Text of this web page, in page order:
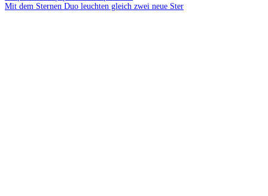
Mit dem Sternen Duo leuchten gleich zwei neue Ster